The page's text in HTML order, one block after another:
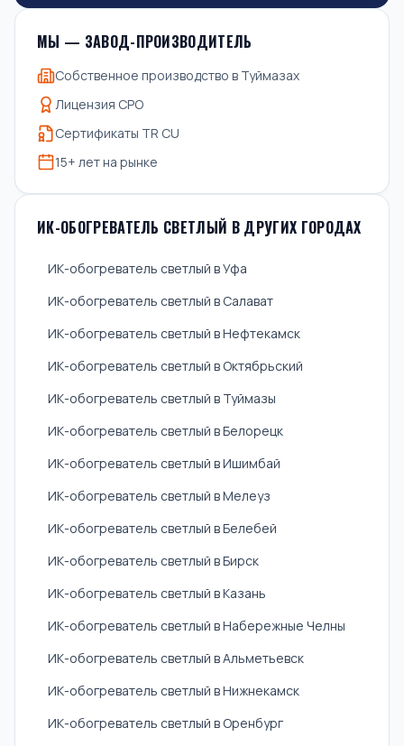
МЫ — ЗАВОД-ПРОИЗВОДИТЕЛЬ
Собственное производство в Туймазах
Лицензия СРО
Сертификаты TR CU
15+ лет на рынке
ИК-ОБОГРЕВАТЕЛЬ СВЕТЛЫЙ В ДРУГИХ ГОРОДАХ
ИК-обогреватель светлый в Уфа
ИК-обогреватель светлый в Салават
ИК-обогреватель светлый в Нефтекамск
ИК-обогреватель светлый в Октябрьский
ИК-обогреватель светлый в Туймазы
ИК-обогреватель светлый в Белорецк
ИК-обогреватель светлый в Ишимбай
ИК-обогреватель светлый в Мелеуз
ИК-обогреватель светлый в Белебей
ИК-обогреватель светлый в Бирск
ИК-обогреватель светлый в Казань
ИК-обогреватель светлый в Набережные Челны
ИК-обогреватель светлый в Альметьевск
ИК-обогреватель светлый в Нижнекамск
ИК-обогреватель светлый в Оренбург